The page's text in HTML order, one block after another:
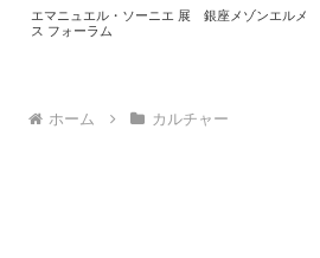
エマニュエル・ソーニエ 展 銀座メゾンエルメ
ス フォーラム
ホーム カルチャー